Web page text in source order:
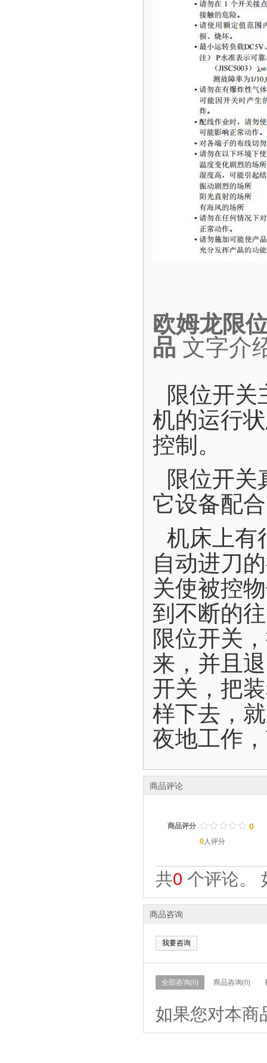
欧姆龙限
品 文字介
限位开关
机的运行
控制。
限位开关
它设备配
机床上有
自动进刀
关使被控
到不断的
限位开关
来，并且
开关，把
样下去，
夜地工作
商品评论
商品评分 / / / / /
. . . . . 0
0人评分
共0 个评论。
商品咨询
我要咨询
全部咨询(0) 商品咨询(0)
如果您对本商